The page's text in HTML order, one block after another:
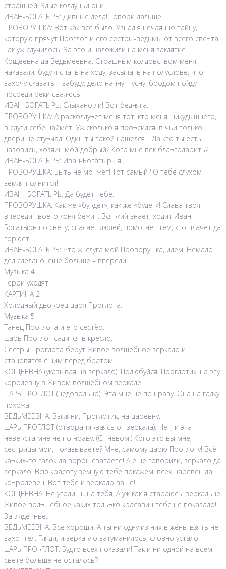
страшней. Злые колдуньи они.
ИВАН-БОГАТЫРЬ: Дивные дела! Говори дальше.
ПРОВОРУШКА: Вот как всё было. Узнал я нечаянно тайну,
которую прячут Проглот и его сёстры-ведьмы от всего све¬та.
Так уж случилось. За это и наложили на меня заклятие
Кощеевна да Ведьмеевна. Страшным колдовством меня
наказали: буду я спать на ходу, засыпать на полуслове, что
захочу сказать – забуду, дело начну – усну, бродом пойду –
посреди реки свалюсь.
ИВАН-БОГАТЫРЬ: Слыхано ли! Вот бедняга.
ПРОВОРУШКА: А расколду¬ет меня тот, кто меня, никудышнего,
в слуги себе наймет. Уж сколько я про¬сился, в чьи только
двери не сту¬чал. Один ты такой нашёлся… Да кто ты есть,
назовись, хозяин мой добрый? Кого мне век бла¬годарить?
ИВАН-БОГАТЫРЬ: Иван-Богатырь я.
ПРОВОРУШКА: Быть не мо¬жет! Тот самый? О тебе слухом
земля полнится!
ИВАН- БОГАТЫРЬ: Да будет тебе.
ПРОВОРУШКА: Как же «бу¬дет», как же «будет»! Слава твоя
впереди твоего коня бежит. Вся¬кий знает, ходит Иван-
Богатырь по свету, спасает людей, помогает тем, кто плачет да
горюет.
ИВАН-БОГАТЫРЬ: Что ж, слуга мой Проворушка, идём. Немало
дел сделано, ещё больше – впереди!
Музыка 4
Герои уходят.
КАРТИНА 2
Холодный дво¬рец царя Проглота.
Музыка 5
Танец Проглота и его сестёр.
Царь Проглот садится в кресло.
Сестры Проглота берут Живое волшебное зеркало и
становятся с ним перед братом.
КОЩЕЕВНА (указывая на зеркало): Полюбуйся, Проглотик, на эту
королевну в Живом волшебном зеркале.
ЦАРЬ ПРОГЛОТ (недовольно): Эта мне не по нраву. Она на галку
похожа.
ВЕДЬМЕЕВНА: Взгляни, Проглотик, на царевну.
ЦАРЬ ПРОГЛОТ (отворачи¬ваясь от зеркала): Нет, и эта
неве¬ста мне не по нраву. (С гневом.) Кого это вы мне,
сестрицы мои, показываете? Мне, самому царю Проглоту! Всё
ка¬ких-то галок да ворон сватаете! А ещё говорили, зеркало да
зеркало! Всю красоту земную тебе покажем, всех царевен да
ко¬ролевен! Вот тебе и зеркало ваше!
КОЩЕЕВНА: Не угодишь на тебя. А уж как я стараюсь, зеркальце
Живое вол¬шебное каких толь¬ко красавиц тебе не показало!
Загляде¬нье.
ВЕДЬМЕЕВНА: Все хороши. А ты ни одну из них в жёны взять не
захо¬тел. Гляди, и зерка¬ло затуманилось, словно устало.
ЦАРЬ ПРО¬ГЛОТ: Будто всех показали! Так и ни одной на всем
свете больше не осталось?